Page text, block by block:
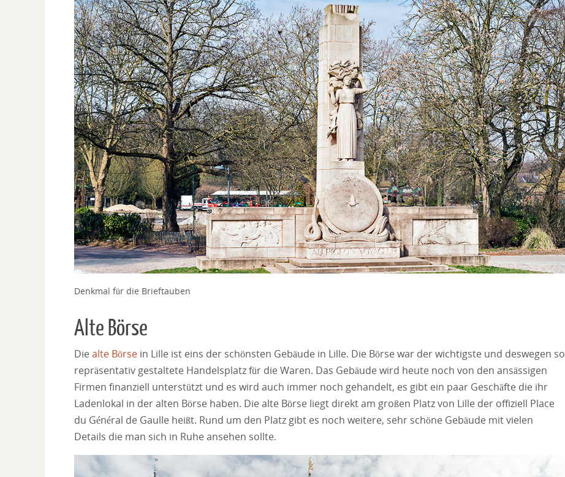
Denkmal für die Brieftauben
Alte Börse
Diealte Börse in Lille ist eins der schönsten Gebäude in Lille. Die Börse war der wichtigste und deswegen so
repräsentativ gestaltete Handelsplatz für die Waren. Das Gebäude wird heute noch von den ansässigen
Firmen finanziell unterstützt und es wird auch immer noch gehandelt, es gibt ein paar Geschäfte die ihr
Ladenlokal in der alten Börse haben. Die alte Börse liegt direkt am großen Platz von Lille der offiziell Place
du Général de Gaulle heißt. Rund um den Platz gibt es noch weitere, sehr schöne Gebäude mit vielen
Details die man sich in Ruhe ansehen sollte.